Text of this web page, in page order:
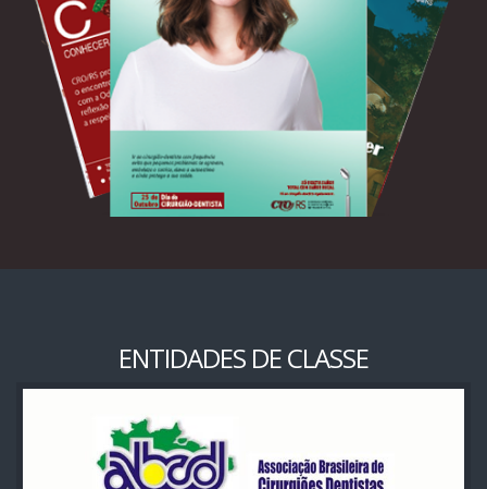
ENTIDADES DE CLASSE